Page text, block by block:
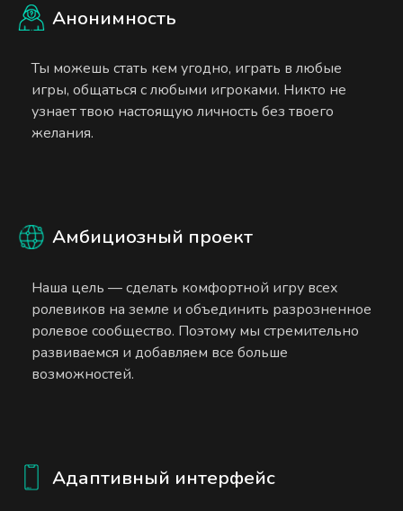
Анонимность
Ты можешь стать кем угодно, играть в любые
игры, общаться с любыми игроками. Никто не
узнает твою настоящую личность без твоего
желания.
Амбициозный проект
Наша цель — сделать комфортной игру всех
ролевиков на земле и объединить разрозненное
ролевое сообщество. Поэтому мы стремительно
развиваемся и добавляем все больше
возможностей.
Адаптивный интерфейс